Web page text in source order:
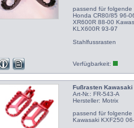
passend für folgende
Honda CR80/85 96-
XR600R 88-00
KLX600R 93-97
Stahlfussrasten
Verfügbarkeit:
Fußrasten Kawasaki
Art-Nr.: FR-543-A
Hersteller: Motrix
passend für folgende
Kawasaki KXF250